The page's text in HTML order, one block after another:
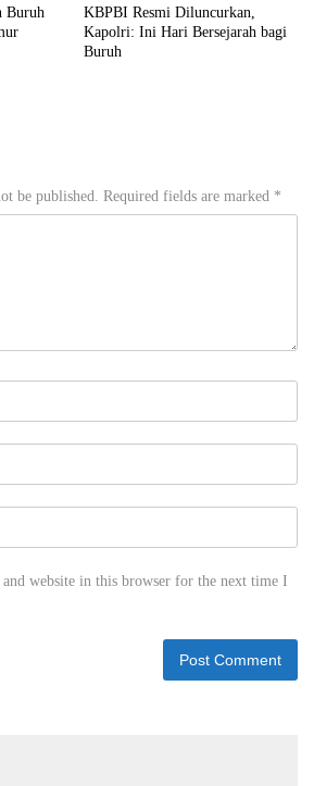
Buruh
KBPBI Resmi Diluncurkan,
Kapolri: Ini Hari Bersejarah bagi
Buruh
be published. Required fields are marked *
website in this browser for the next time I